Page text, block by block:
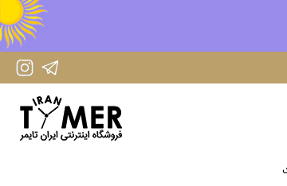
IranTimer Instagram Page